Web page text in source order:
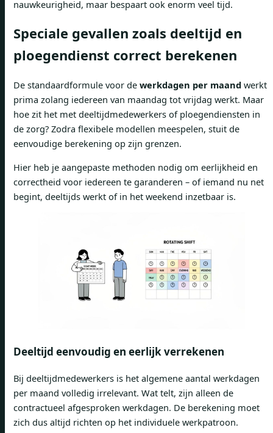
nauwkeurigheid, maar bespaart ook enorm veel tijd.
Speciale gevallen zoals deeltijd en
ploegendienst correct berekenen
De standaardformule voor de werkdagen per maand werkt
prima zolang iedereen van maandag tot vrijdag werkt. Maar
hoe zit het met deeltijdmedewerkers of ploegendiensten in
de zorg? Zodra flexibele modellen meespelen, stuit de
eenvoudige berekening op zijn grenzen.
Hier heb je aangepaste methoden nodig om eerlijkheid en
correctheid voor iedereen te garanderen – of iemand nu net
begint, deeltijds werkt of in het weekend inzetbaar is.
Deeltijd eenvoudig en eerlijk verrekenen
Bij deeltijdmedewerkers is het algemene aantal werkdagen
per maand volledig irrelevant. Wat telt, zijn alleen de
contractueel afgesproken werkdagen. De berekening moet
zich dus altijd richten op het individuele werkpatroon.